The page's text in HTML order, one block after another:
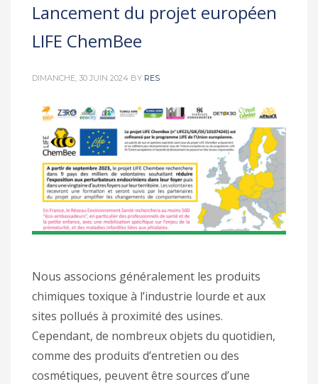
Lancement du projet européen
LIFE ChemBee
DIMANCHE, 30 JUIN 2024 BY RES
Nous associons généralement les produits
chimiques toxique à l’industrie lourde et aux
sites pollués à proximité des usines.
Cependant, de nombreux objets du quotidien,
comme des produits d’entretien ou des
cosmétiques, peuvent être sources d’une